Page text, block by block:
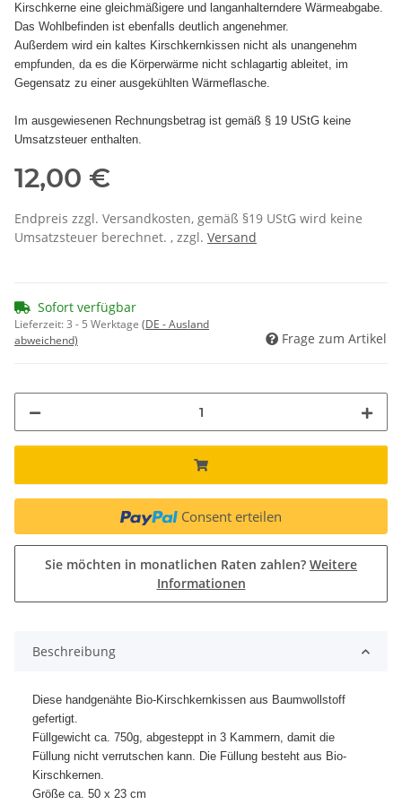
Kirschkerne eine gleichmäßigere und langanhalterndere Wärmeabgabe.
Das Wohlbefinden ist ebenfalls deutlich angenehmer.
Außerdem wird ein kaltes Kirschkernkissen nicht als unangenehm
empfunden, da es die Körperwärme nicht schlagartig ableitet, im
Gegensatz zu einer ausgekühlten Wärmeflasche.
Im ausgewiesenen Rechnungsbetrag ist gemäß § 19 UStG keine
Umsatzsteuer enthalten.
12,00 €
Endpreis zzgl. Versandkosten, gemäß §19 UStG wird keine
Umsatzsteuer berechnet. , zzgl. Versand
Sofort verfügbar
Lieferzeit:3 - 5 Werktage (DE - Ausland
abweichend)
Frage zum Artikel
Consent erteilen
Sie möchten in monatlichen Raten zahlen? Weitere
Informationen
Beschreibung
Diese handgenähte Bio-Kirschkernkissen aus Baumwollstoff
gefertigt.
Füllgewicht ca. 750g, abgesteppt in 3 Kammern, damit die
Füllung nicht verrutschen kann. Die Füllung besteht aus Bio-
Kirschkernen.
Größe ca. 50 x 23 cm